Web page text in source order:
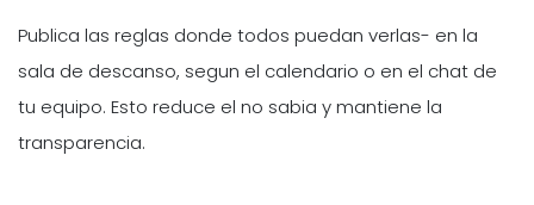
Publica las reglas donde todos puedan verlas- en la
sala de descanso, segun el calendario o en el chat de
tu equipo. Esto reduce el no sabia y mantiene la
transparencia.